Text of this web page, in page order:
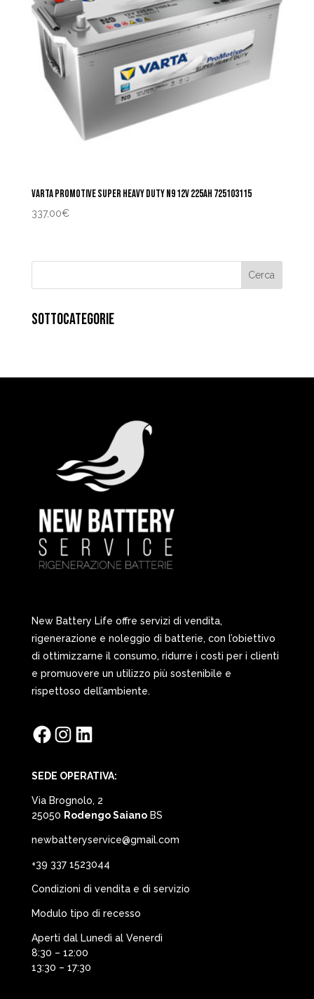
VARTA PROMOTIVE SUPER HEAVY DUTY N9 12V 225AH 725103115
337,00€
SOTTOCATEGORIE
New Battery Life offre servizi di vendita,
rigenerazione e noleggio di batterie, con l’obiettivo
di ottimizzarne il consumo, ridurre i costi per i clienti
e promuovere un utilizzo più sostenibile e
rispettoso dell’ambiente.
FacebookInstagramLinkedIn
SEDE OPERATIVA:
Via Brognolo, 2
25050 Rodengo SaianoBS
newbatteryservice@gmail.com
+39 337 1523044
Condizioni di vendita e di servizio
Modulo tipo di recesso
Aperti dal Lunedì al Venerdì
8:30 – 12:00
13:30 – 17:30